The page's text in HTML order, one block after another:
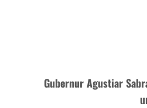
Gubernur Agustiar